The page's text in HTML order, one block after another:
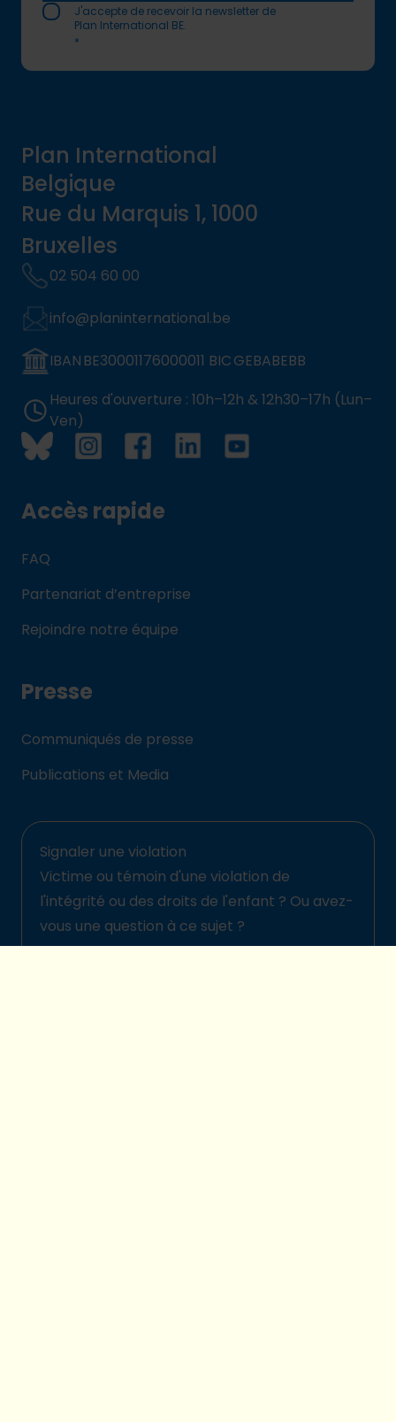
J'accepte de recevoir la newsletter de
Plan International BE.
*
Plan International
Belgique
Rue du Marquis 1, 1000
Bruxelles
02 504 60 00
info@planinternational.be
IBAN BE30001176000011 BIC GEBABEBB
Heures d'ouverture : 10h–12h & 12h30–17h (Lun–
Ven)
Accès rapide
FAQ
Partenariat d’entreprise
Rejoindre notre équipe
Presse
Communiqués de presse
Publications et Media
Signaler une violation
Victime ou témoin d'une violation de
l'intégrité ou des droits de l'enfant ? Ou avez-
vous une question à ce sujet ?